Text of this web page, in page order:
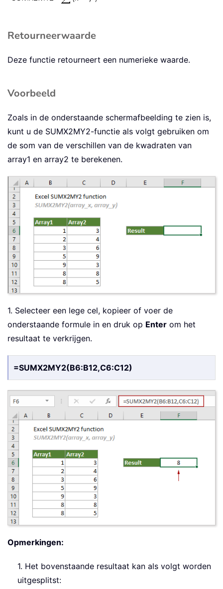
Retourneerwaarde
Deze functie retourneert een numerieke waarde.
Voorbeeld
Zoals in de onderstaande schermafbeelding te zien is,
kunt u de SUMX2MY2-functie als volgt gebruiken om
de som van de verschillen van de kwadraten van
array1 en array2 te berekenen.
1. Selecteer een lege cel, kopieer of voer de
onderstaande formule in en druk op Enter om het
resultaat te verkrijgen.
=SUMX2MY2(B6:B12,C6:C12)
Opmerkingen:
1. Het bovenstaande resultaat kan als volgt worden
uitgesplitst: